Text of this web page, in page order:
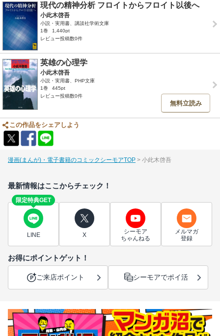
現代の精神分析 フロイトからフロイト以後へ
小此木啓吾
小説・実用書、講談社学術文庫
1巻
1,440pt
レビュー投稿数0件
英雄の心理学
小此木啓吾
小説・実用書、PHP文庫
1巻
445pt
レビュー投稿数0件
無料立読み
この作品をシェアしよう
漫画(まんが)・電子書籍のコミックシーモアTOP 小此木啓吾
最新情報はここからチェック！
限定特典GET
LINE X
シーモア
ちゃんねる
メルマガ
登録
お得にポイントゲット！
ご来店ポイント シーモアでポイ活